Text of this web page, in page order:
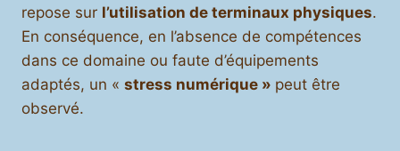
repose sur l’utilisation de terminaux physiques.
En conséquence, en l’absence de compétences
dans ce domaine ou faute d’équipements
adaptés, un « stress numérique » peut être
observé.